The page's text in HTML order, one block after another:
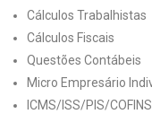
Cálculos Trabalhistas
Cálculos Fiscais
Questões Contábeis
Micro Empresário
ICMS/ISS/PIS/COFINS